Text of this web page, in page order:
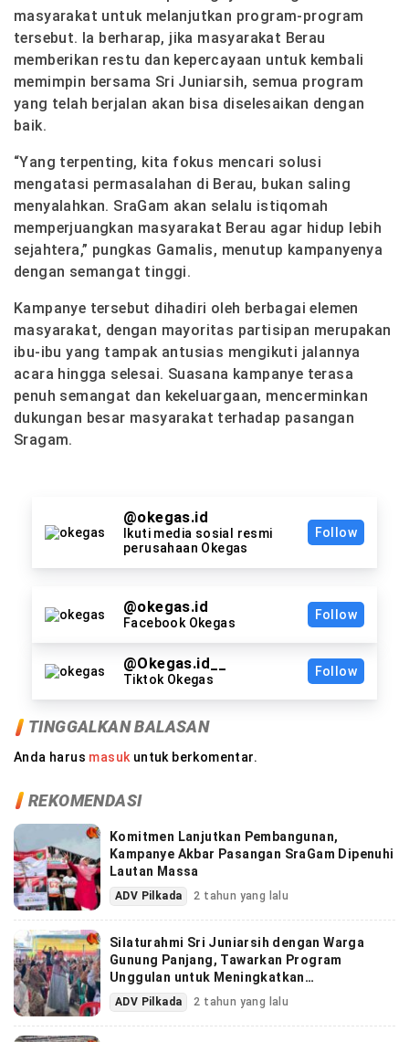
masyarakat untuk melanjutkan program-program
tersebut. Ia berharap, jika masyarakat Berau
memberikan restu dan kepercayaan untuk kembali
memimpin bersama Sri Juniarsih, semua program
yang telah berjalan akan bisa diselesaikan dengan
baik.
“Yang terpenting, kita fokus mencari solusi
mengatasi permasalahan di Berau, bukan saling
menyalahkan. SraGam akan selalu istiqomah
memperjuangkan masyarakat Berau agar hidup lebih
sejahtera,” pungkas Gamalis, menutup kampanyenya
dengan semangat tinggi.
Kampanye tersebut dihadiri oleh berbagai elemen
masyarakat, dengan mayoritas partisipan merupakan
ibu-ibu yang tampak antusias mengikuti jalannya
acara hingga selesai. Suasana kampanye terasa
penuh semangat dan kekeluargaan, mencerminkan
dukungan besar masyarakat terhadap pasangan
Sragam.
@okegas.id
Ikuti media sosial resmi
perusahaan Okegas
Follow
@okegas.id
Facebook Okegas
Follow
@Okegas.id__
Tiktok Okegas
Follow
TINGGALKAN BALASAN
Anda harus masukuntuk berkomentar.
REKOMENDASI
Komitmen Lanjutkan Pembangunan,
Kampanye Akbar Pasangan SraGam Dipenuhi
Lautan Massa
ADV Pilkada 2 tahun yang lalu
Silaturahmi Sri Juniarsih dengan Warga
Gunung Panjang, Tawarkan Program
Unggulan untuk Meningkatkan
Kesejahteraan Masyarakat
ADV Pilkada 2 tahun yang lalu